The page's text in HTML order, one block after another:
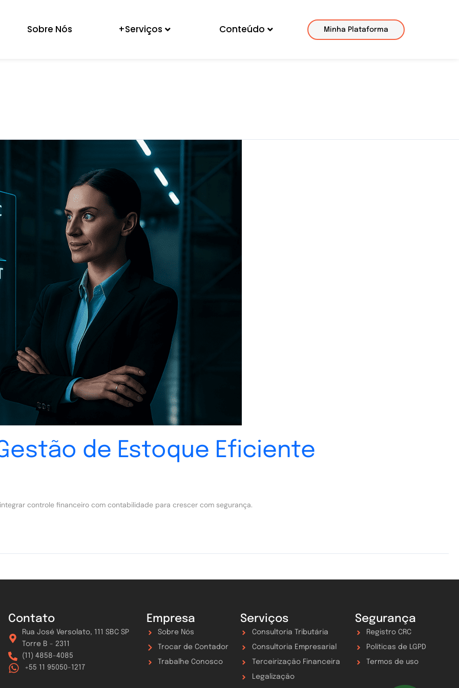
Sobre Nós +Serviços Conteúdo Minha Plataforma
de Estoque Eficiente
controle financeiro com contabilidade para crescer com segurança.
Contato
Rua José Versolato, 111 SBC SP
Torre B - 2311
(11) 4858-4085
+55 11 95050-1217
Empresa
Sobre Nós
Trocar de Contador
Trabalhe Conosco
Serviços
Consultoria Tributária
Consultoria Empresarial
Terceirização Financeira
Legalização
Segurança
Registro CRC
Políticas de LGPD
Termos de uso